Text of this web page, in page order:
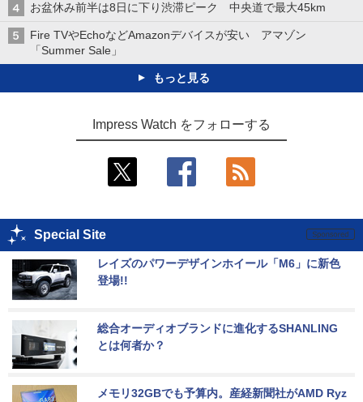
お盆休み前半は8日に下り渋滞ピーク 中央道で最大45km
Fire TVやEchoなどAmazonデバイスが安い アマゾン
「Summer Sale」
もっと見る
Impress Watch をフォローする
Special Site
レイズのパワーデザインホイール「M6」に新色
登場!!
総合オーディオブランドに進化するSHANLING
とは何者か？
メモリ32GBでも予算内。産経新聞社がAMD Ryz